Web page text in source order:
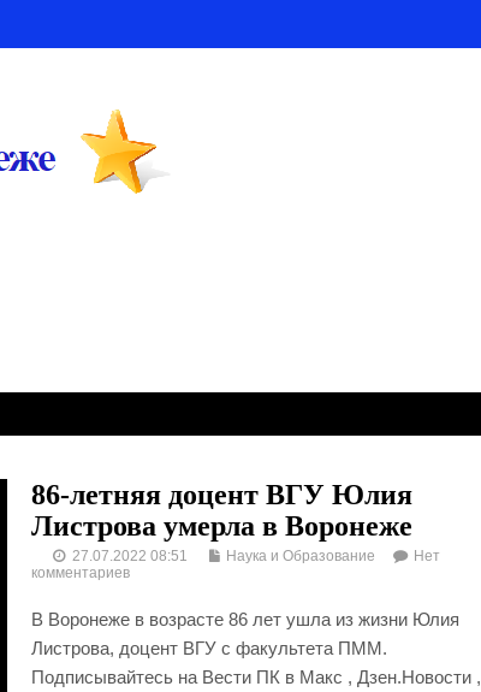
86-летняя доцент ВГУ Юлия
Листрова умерла в Воронеже
27.07.2022 08:51 Наука и Образование
Нет
комментариев
В Воронеже в возрасте 86 лет ушла из жизни Юлия
Листрова, доцент ВГУ с факультета ПММ.
Подписывайтесь на Вести ПК в Макс , Дзен.Новости ,